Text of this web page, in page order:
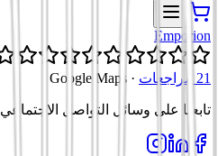
Emporion
21 مراجعات
·
Google Maps
تابعنا على وسائل التواصل الاجتماعي